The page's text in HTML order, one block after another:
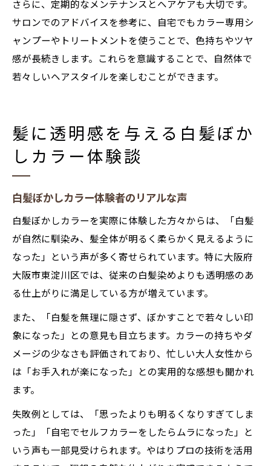
さらに、定期的なメンテナンスとヘアケアも大切です。
サロンでのアドバイスを参考に、自宅でもカラー専用シ
ャンプーやトリートメントを使うことで、色持ちやツヤ
感が長続きします。これらを意識することで、自然体で
若々しいヘアスタイルを楽しむことができます。
髪に透明感を与える白髪ぼか
しカラー体験談
白髪ぼかしカラー体験者のリアルな声
白髪ぼかしカラーを実際に体験した方々からは、「白髪
が自然に馴染み、髪全体が明るく柔らかく見えるように
なった」という声が多く寄せられています。特に大阪府
大阪市東淀川区では、従来の白髪染めよりも透明感のあ
る仕上がりに満足している方が増えています。
また、「白髪を無理に隠さず、ぼかすことで若々しい印
象になった」との意見も目立ちます。カラーの持ちやダ
メージの少なさも評価されており、忙しい大人女性から
は「お手入れが楽になった」との実用的な感想も聞かれ
ます。
失敗例としては、「思ったよりも明るくなりすぎてしま
った」「自宅でセルフカラーをしたらムラになった」と
いう声も一部見受けられます。やはりプロの技術を活用